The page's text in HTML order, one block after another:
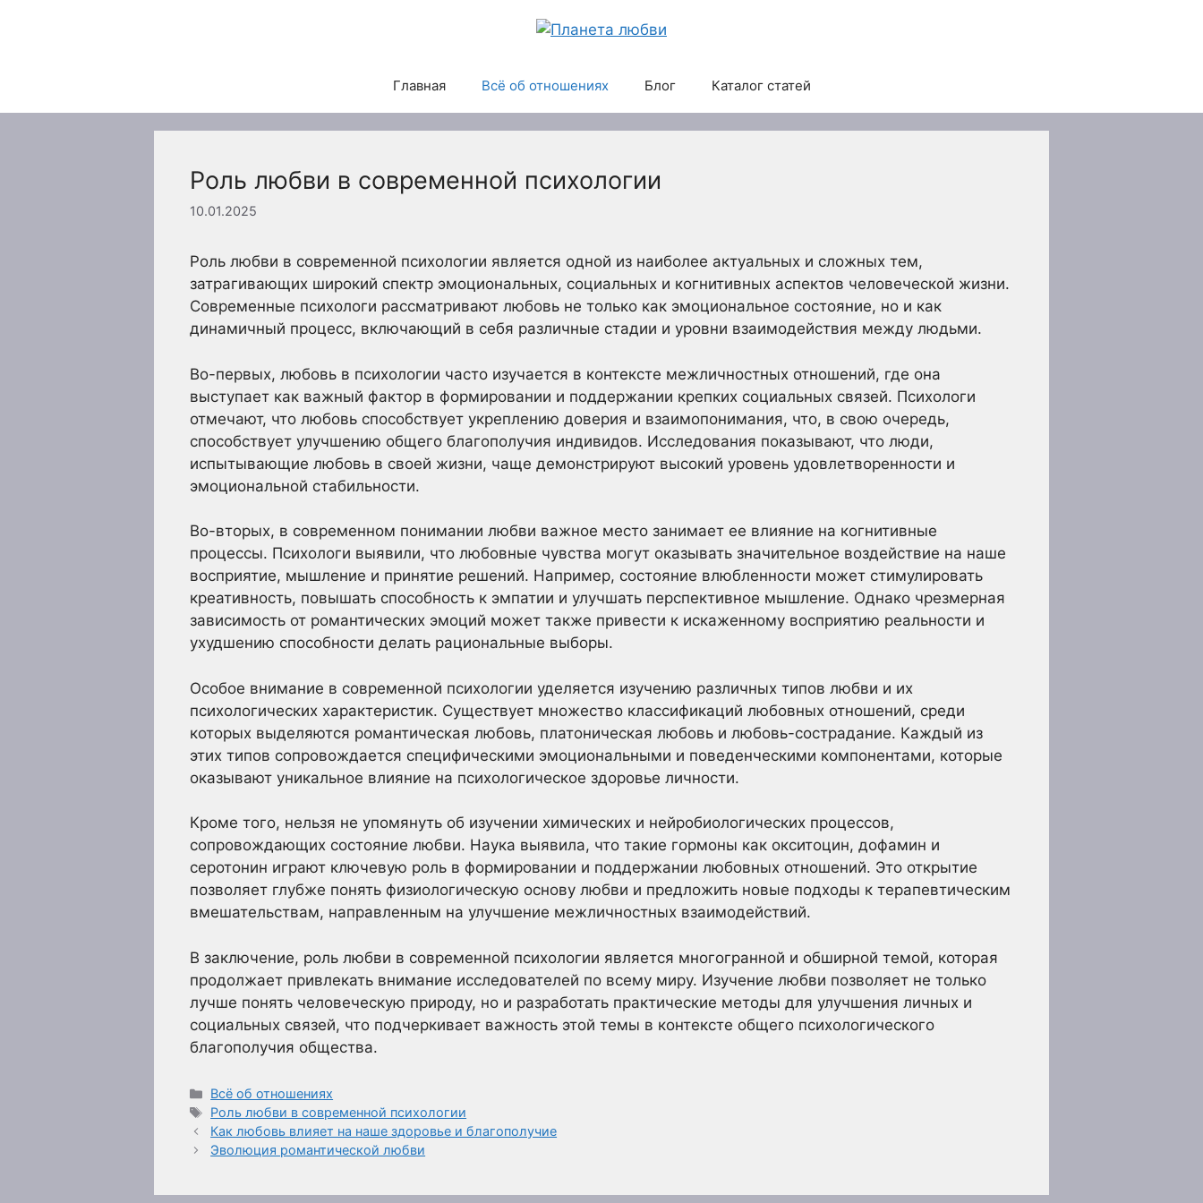
Главная Всё об отношениях Блог Каталог статей
Роль любви в современной психологии
10.01.2025
Роль любви в современной психологии является одной из наиболее актуальных и сложных тем,
затрагивающих широкий спектр эмоциональных, социальных и когнитивных аспектов человеческой жизни.
Современные психологи рассматривают любовь не только как эмоциональное состояние, но и как
динамичный процесс, включающий в себя различные стадии и уровни взаимодействия между людьми.
Во-первых, любовь в психологии часто изучается в контексте межличностных отношений, где она
выступает как важный фактор в формировании и поддержании крепких социальных связей. Психологи
отмечают, что любовь способствует укреплению доверия и взаимопонимания, что, в свою очередь,
способствует улучшению общего благополучия индивидов. Исследования показывают, что люди,
испытывающие любовь в своей жизни, чаще демонстрируют высокий уровень удовлетворенности и
эмоциональной стабильности.
Во-вторых, в современном понимании любви важное место занимает ее влияние на когнитивные
процессы. Психологи выявили, что любовные чувства могут оказывать значительное воздействие на наше
восприятие, мышление и принятие решений. Например, состояние влюбленности может стимулировать
креативность, повышать способность к эмпатии и улучшать перспективное мышление. Однако чрезмерная
зависимость от романтических эмоций может также привести к искаженному восприятию реальности и
ухудшению способности делать рациональные выборы.
Особое внимание в современной психологии уделяется изучению различных типов любви и их
психологических характеристик. Существует множество классификаций любовных отношений, среди
которых выделяются романтическая любовь, платоническая любовь и любовь-сострадание. Каждый из
этих типов сопровождается специфическими эмоциональными и поведенческими компонентами, которые
оказывают уникальное влияние на психологическое здоровье личности.
Кроме того, нельзя не упомянуть об изучении химических и нейробиологических процессов,
сопровождающих состояние любви. Наука выявила, что такие гормоны как окситоцин, дофамин и
серотонин играют ключевую роль в формировании и поддержании любовных отношений. Это открытие
позволяет глубже понять физиологическую основу любви и предложить новые подходы к терапевтическим
вмешательствам, направленным на улучшение межличностных взаимодействий.
В заключение, роль любви в современной психологии является многогранной и обширной темой, которая
продолжает привлекать внимание исследователей по всему миру. Изучение любви позволяет не только
лучше понять человеческую природу, но и разработать практические методы для улучшения личных и
социальных связей, что подчеркивает важность этой темы в контексте общего психологического
благополучия общества.
Рубрики
Всё об отношениях
Метки
Роль любви в современной психологии
Как любовь влияет на наше здоровье и благополучие
Эволюция романтической любви